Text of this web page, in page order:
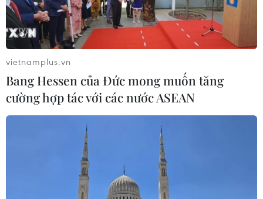
#Tiểu học Nguyễn Tất Thành
#Maha Chakri Sirindhorn
#Nâng cao chất lượng cuộc sống
vietnamplus.vn
Bang Hessen của Đức mong muốn tăng
cường hợp tác với các nước ASEAN